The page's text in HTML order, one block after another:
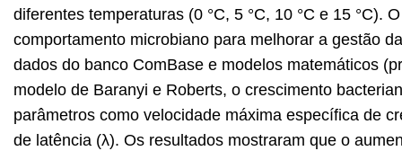
diferentes temperaturas (0 °C, 5 °C, 10 °C e 15 °C).
comportamento microbiano para melhorar a gestão
dados do banco ComBase e modelos matemáticos
modelo de Baranyi e Roberts, o crescimento
parâmetros como velocidade máxima específica de
de latência (λ). Os resultados mostraram que o